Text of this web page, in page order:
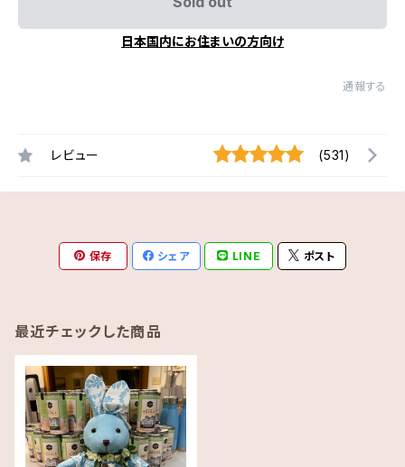
日本国内にお住まいの方向け
通報する
レビュー (531)
保存 シェア LINE ポスト
最近チェックした商品